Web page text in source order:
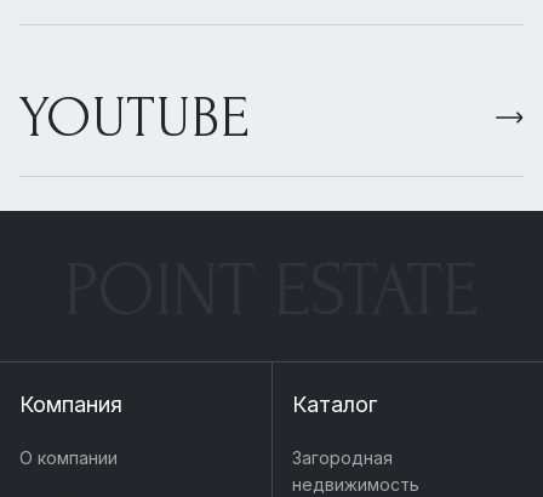
YOUTUBE
Компания
О компании
Каталог
Загородная
недвижимость